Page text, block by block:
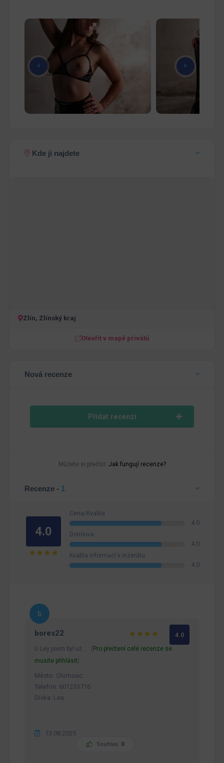
Kde ji najdete
Zlín, Zlínský kraj
Otevřít v mapě privátů
Nová recenze
Přidat recenzi
Můžete si přečíst: Jak fungují recenze?
Recenze - 1
4.0
Cena/Kvalita
4.0
Domluva
4.0
Kvalita informací v inzerátu
4.0
bores22
4.0
U Ley jsem byl už… ( Pro přečtení celé recenze se
musíte přihlásit )
Město: Olomouc
Telefon: 601233716
Dívka: Lea
13.08.2025
Souhlas 0